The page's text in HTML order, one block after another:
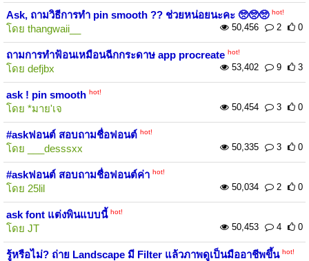
Ask, ถามวิธีการทำ pin smooth ?? ช่วยหน่อยนะคะ 🥺🥺🥺 hot!
โดย thangwaii__ 50,456 2 0
ถามการทำฟ้อนเหมือนฉีกกระดาษ app procreate hot!
โดย defjbx 53,402 9 3
ask ! pin smooth hot!
โดย *มาย'เจ 50,454 3 0
#askฟอนต์ สอบถามชื่อฟอนต์ hot!
โดย ___desssxx 50,335 3 0
#askฟอนต์ สอบถามชื่อฟอนต์ค่า hot!
โดย 25lil 50,034 2 0
ask font แต่งพินแบบนี้ hot!
โดย JT 50,453 4 0
รู้หรือไม่? ถ่าย Landscape มี Filter แล้วภาพดูเป็นมืออาชีพขึ้น hot!